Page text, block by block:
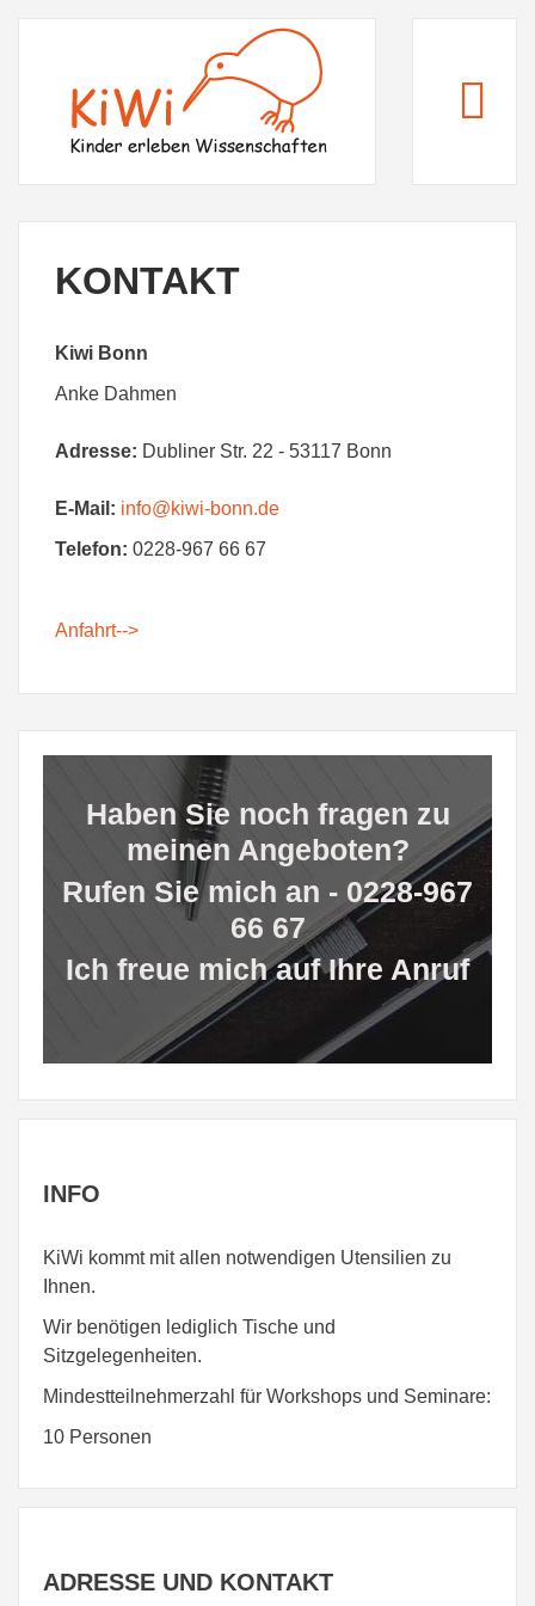
KONTAKT
Kiwi Bonn
Anke Dahmen
Adresse: Dubliner Str. 22 - 53117 Bonn
E-Mail: info@kiwi-bonn.de
Telefon: 0228-967 66 67
Anfahrt-->
Haben Sie noch fragen zu
meinen Angeboten?
Rufen Sie mich an - 0228-967
66 67
Ich freue mich auf Ihre Anruf
INFO
KiWi kommt mit allen notwendigen Utensilien zu
Ihnen.
Wir benötigen lediglich Tische und
Sitzgelegenheiten.
Mindestteilnehmerzahl für Workshops und Seminare:
10 Personen
ADRESSE UND KONTAKT